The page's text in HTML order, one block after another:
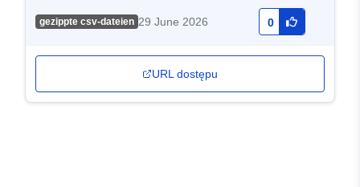
gezippte csv-dateien 29 June 2026 0
URL dostępu